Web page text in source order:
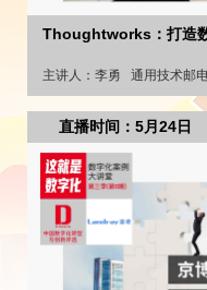
Thoughtworks：打造
主讲人： 李勇 通用技术邮
直播时间：5月24日